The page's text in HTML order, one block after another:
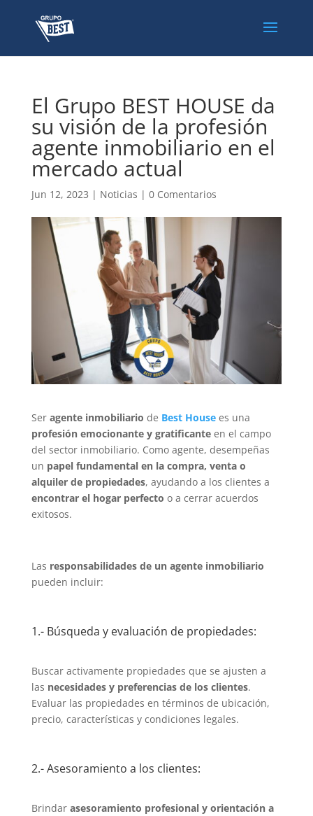
El Grupo BEST HOUSE da
su visión de la profesión
agente inmobiliario en el
mercado actual
Jun 12, 2023 | Noticias | 0 Comentarios
Ser agente inmobiliario de Best Housees una
profesión emocionante y gratificanteen el campo
del sector inmobiliario. Como agente, desempeñas
un papel fundamental en la compra, venta o
alquiler de propiedades, ayudando a los clientes a
encontrar el hogar perfecto o a cerrar acuerdos
exitosos.
Las responsabilidades de un agente inmobiliario
pueden incluir:
1.- Búsqueda y evaluación de propiedades:
Buscar activamente propiedades que se ajusten a
las necesidades y preferencias de los clientes.
Evaluar las propiedades en términos de ubicación,
precio, características y condiciones legales.
2.- Asesoramiento a los clientes:
Brindar asesoramiento profesional y orientación a